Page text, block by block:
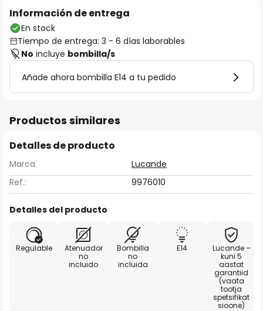
Información de entrega
En stock
Tiempo de entrega: 3 - 6 días laborables
No incluye bombilla/s
Añade ahora bombilla E14 a tu pedido
Productos similares
Detalles de producto
Marca
Lucande
Ref.:
9976010
Detalles del producto
Regulable
Atenuador
no
incluido
Bombilla
no
incluida
E14
Lucande –
kuni 5
aastat
garantiid
(vaata
tootja
spetsifikat
sioone)